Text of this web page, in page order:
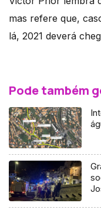
mas refere que,
lá, 2021 deverá
Pode também